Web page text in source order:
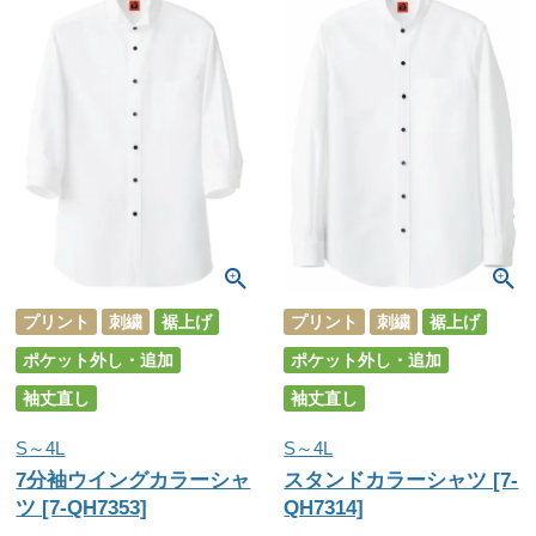
プリント 刺繍
裾上げ
ポケット外し・追加
袖丈直し
S～4L
7分袖ウイングカラーシャ
ツ [7-QH7353]
プリント 刺繍
裾上げ
ポケット外し・追加
袖丈直し
S～4L
スタンドカラーシャツ [7-
QH7314]